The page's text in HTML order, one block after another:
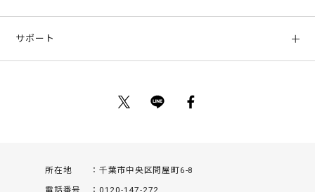
お支払い方法、配送について
返品について
サポート
所在地
千葉市中央区問屋町6-8
電話番号
0120-147-272